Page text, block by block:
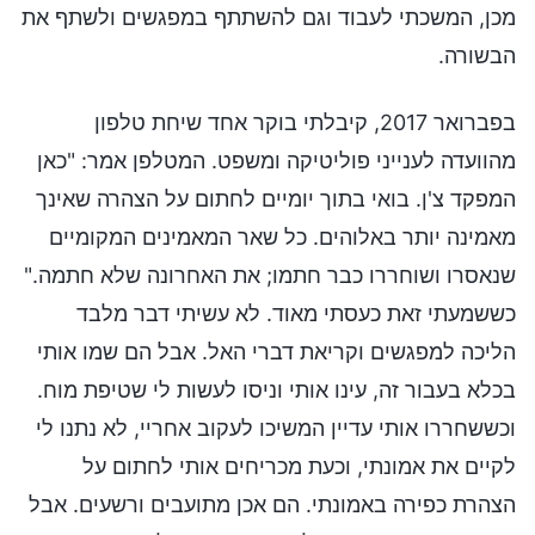
מכן, המשכתי לעבוד וגם להשתתף במפגשים ולשתף את
הבשורה.
בפברואר 2017, קיבלתי בוקר אחד שיחת טלפון
מהוועדה לענייני פוליטיקה ומשפט. המטלפן אמר: "כאן
המפקד צ'ן. בואי בתוך יומיים לחתום על הצהרה שאינך
מאמינה יותר באלוהים. כל שאר המאמינים המקומיים
שנאסרו ושוחררו כבר חתמו; את האחרונה שלא חתמה."
כששמעתי זאת כעסתי מאוד. לא עשיתי דבר מלבד
הליכה למפגשים וקריאת דברי האל. אבל הם שמו אותי
בכלא בעבור זה, עינו אותי וניסו לעשות לי שטיפת מוח.
וכששחררו אותי עדיין המשיכו לעקוב אחריי, לא נתנו לי
לקיים את אמונתי, וכעת מכריחים אותי לחתום על
הצהרת כפירה באמונתי. הם אכן מתועבים ורשעים. אבל